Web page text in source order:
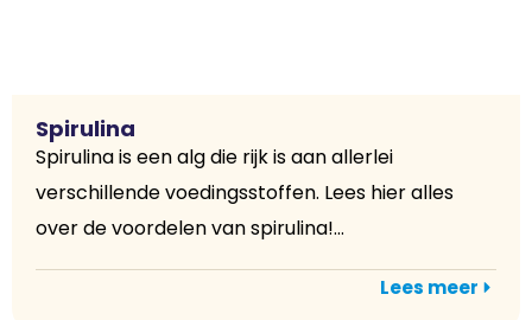
Spirulina
Spirulina is een alg die rijk is aan allerlei
verschillende voedingsstoffen. Lees hier alles
over de voordelen van spirulina!...
Lees meer